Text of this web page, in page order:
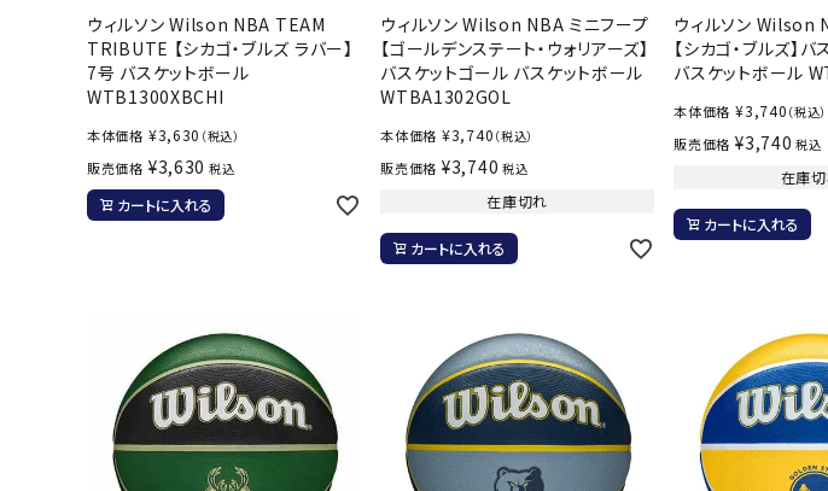
ソックス
その他アクセサリー
ハンドボールシューズ
ハンドボールウェア
ボール（ハンドボール）
ラグ
ラグビー
ラグビーウ
トレーニング・ジム・カジュ
キッズカジュアル
スイム・競泳
サンダル
RKS
ON
ウィルソン Wilson NBA TEAM
TRIBUTE 【シカゴ・ブルズ ラバー】
7号 バスケットボール
WTB1300XBCHI
本体価格 ¥3,630 （税込）
販売価格 ¥3,630 税込
カートに入れる
ウィルソン Wilson NBA ミニフープ
【ゴールデンステート・ウォリアーズ】
バスケットゴール バスケットボール
WTBA1302GOL
本体価格 ¥3,740 （税込）
販売価格 ¥3,740 税込
在庫切れ
カートに入れる
ウィルソン Wilson
【シカゴ・ブルズ】
バスケットボール
本体価格 ¥3,740 （税込）
販売価格 ¥3,740 税込
在庫
カートに入れる